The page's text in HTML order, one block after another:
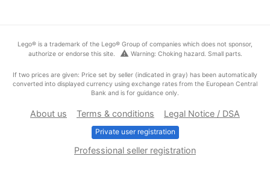
Lego® is a trademark of the Lego® Group of companies which does not sponsor,
authorize or endorse this site.
warning Warning: Choking hazard. Small parts.
If two prices are given: Price set by seller (indicated in gray) has been automatically
converted into displayed currency using exchange rates from the European Central
Bank and is for guidance only.
About us Terms & conditions Legal Notice / DSA
Private user registration
Professional seller registration